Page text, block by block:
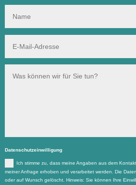
Datenschutzeinwilligung
Ich stimme zu, dass meine Angaben aus dem
meiner Anfrage erhoben und verarbeitet werden. Die
oder auf Wunsch gelöscht. Hinweis: Sie können Ihre